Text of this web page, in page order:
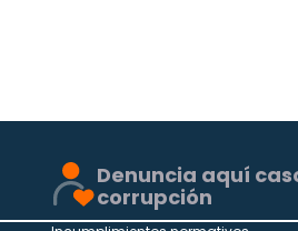
Denuncia aquí
corrupción